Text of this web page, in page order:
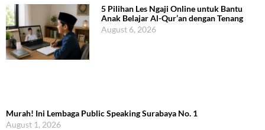
5 Pilihan Les Ngaji Online untuk Bantu
Anak Belajar Al-Qur’an dengan Tenang
August 6, 2026
Murah! Ini Lembaga Public Speaking Surabaya No. 1
August 1, 2026